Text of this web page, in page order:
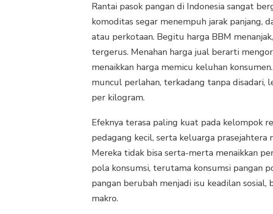
Rantai pasok pangan di Indonesia sangat
komoditas segar menempuh jarak panjang,
atau perkotaan. Begitu harga BBM
tergerus. Menahan harga jual berarti
menaikkan harga memicu keluhan
muncul perlahan, terkadang tanpa
per kilogram.
Efeknya terasa paling kuat pada kelompok
pedagang kecil, serta keluarga prasejahtera
Mereka tidak bisa serta-merta menaikkan
pola konsumsi, terutama konsumsi pangan
pangan berubah menjadi isu keadilan
makro.